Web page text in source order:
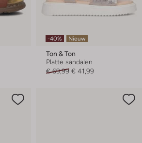
-40% Nieuw
Ton & Ton
Platte sandalen
€ 69,99 € 41,99